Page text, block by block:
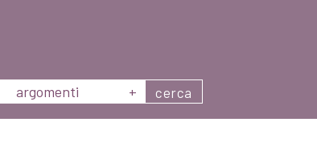
argomenti + cerca